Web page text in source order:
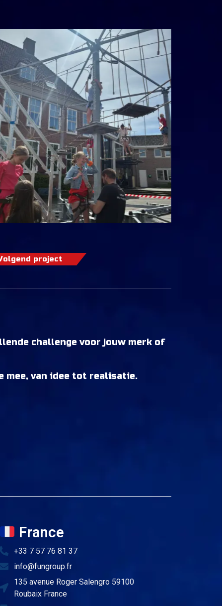
project
challenge voor jouw merk of
mee, van idee tot realisatie.
France
+33 7 57 76 81 37
info@fungroup.fr
135 avenue Roger Salengro 59100
Roubaix France